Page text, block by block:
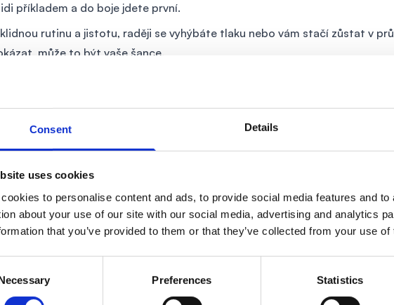
Consent Details
uses cookies
to personalise content and ads, to provide social media features and
about your use of our site with our social media, advertising and analytics
that you’ve provided to them or that they’ve collected from your use
Preferences Statistics
příkladem a do boje jdete první.
rutinu a jistotu, raději se vyhýbáte tlaku nebo vám stačí zůstat v
může to být vaše šance.
práci – měníte životy klientů i svůj vlastní.
podporu a mentora po ruce.
osobním, kariérním i finančním.
se spolumajitelem a akcionářem.
týmu a otevření vlastní pobočky.
a flexibilitu – záleží na výsledku, ne na odpracovaných
prostředí a férovou odměnu – vedoucí poboček u nás obvykle